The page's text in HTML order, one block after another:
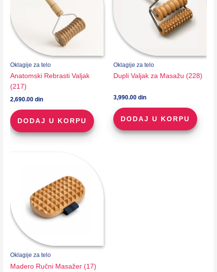
Oklagije za telo
Anatomski Rebrasti Valjak
(217)
2,690.00din
DODAJ U KORPU
Oklagije za telo
Dupli Valjak za Masažu (228)
3,990.00 din
DODAJ U KORPU
Oklagije za telo
Madero Ručni Masažer (17)